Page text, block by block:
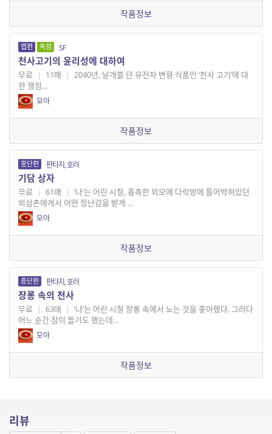
작품정보
엽편 독점 SF
천사고기의 윤리성에 대하여
무료 | 11매 | 2040년, 날개를 단 유전자 변형 식품인 ‘천사 고기’에 대
한 쟁점...
모아
작품정보
중단편 판타지, 호러
기담 상자
무료 | 61매 | ‘나’는 어린 시절, 흉측한 외모에 다락방에 틀어박혀있던
외삼촌에게서 어떤 장난감을 받게 ...
모아
작품정보
중단편 판타지, 호러
장롱 속의 천사
무료 | 63매 | ‘나’는 어린 시절 장롱 속에서 노는 것을 좋아했다. 그러다
어느 순간 잠이 들기도 했는데...
모아
작품정보
리뷰